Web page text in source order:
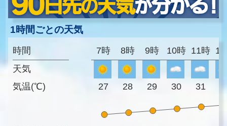
1時間ごとの天気
時間
天気
気温(℃)
7時 8時 9時 10時 11時
27 28 29 30 31